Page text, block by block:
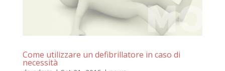
Come utilizzare un defibrillatore in caso di
necessità